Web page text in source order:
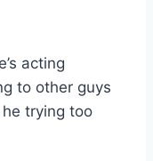
acting
to other guys
trying too